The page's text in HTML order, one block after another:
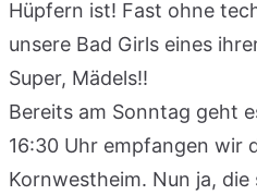
Hüpfern ist! Fast ohne
unsere Bad Girls eines
Super, Mädels!!
Bereits am Sonntag geht
16:30 Uhr empfangen wir
Kornwestheim. Nun ja,